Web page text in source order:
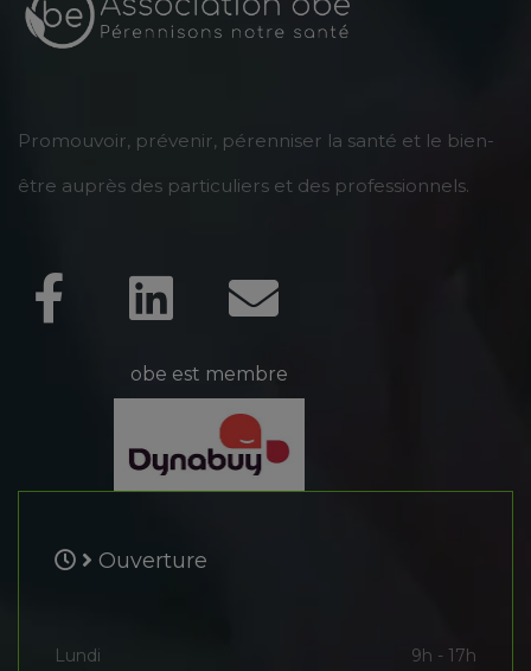
Promouvoir, prévenir, pérenniser la santé et le bien-
être auprès des particuliers et des professionnels.
obe est membre
Ouverture
Lundi 9h - 17h